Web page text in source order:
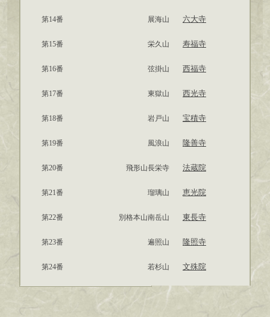
第14番 展海山 六大寺
第15番 栄久山 寿福寺
第16番 弦掛山 西福寺
第17番 東獄山 西光寺
第18番 岩戸山 宝積寺
第19番 風浪山 隆善寺
第20番 飛形山長栄寺 法蔵院
第21番 瑠璃山 恵光院
第22番 別格本山南岳山 東長寺
第23番 遍照山 隆照寺
第24番 若杉山 文殊院